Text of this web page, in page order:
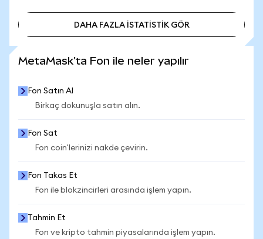
DAHA FAZLA İSTATİSTİK GÖR
MetaMask'ta Fon ile neler yapılır
Fon Satın Al
Birkaç dokunuşla satın alın.
Fon Sat
Fon coin'lerinizi nakde çevirin.
Fon Takas Et
Fon ile blokzincirleri arasında işlem yapın.
Tahmin Et
Fon ve kripto tahmin piyasalarında işlem yapın.